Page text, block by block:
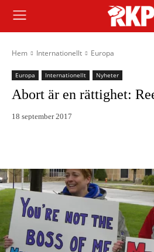
Hem Internationellt Europa
Europa Internationellt Nyheter
Abort är en rättighet:
18 september 2017